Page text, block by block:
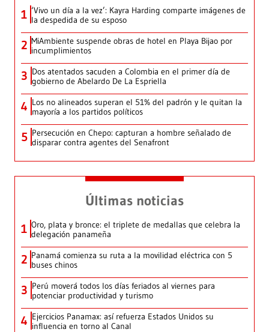
1 ‘Vivo un día a la vez’: Kayra Harding comparte imágenes de
la despedida de su esposo
2 MiAmbiente suspende obras de hotel en Playa Bijao por
incumplimientos
3 Dos atentados sacuden a Colombia en el primer día de
gobierno de Abelardo De La Espriella
4 Los no alineados superan el 51% del padrón y le quitan la
mayoría a los partidos políticos
5 Persecución en Chepo: capturan a hombre señalado de
disparar contra agentes del Senafront
Últimas noticias
1 Oro, plata y bronce: el triplete de medallas que celebra la
delegación panameña
2 Panamá comienza su ruta a la movilidad eléctrica con 5
buses chinos
3 Perú moverá todos los días feriados al viernes para
potenciar productividad y turismo
4 Ejercicios Panamax: así refuerza Estados Unidos su
influencia en torno al Canal